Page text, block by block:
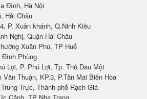
Đình, Hà Nội
Hải Châu
P. Xuân khánh, Q.Ninh Kiều
Nghị, Quận Hải Châu
Xuân Phú, TP Huế
Đình Phùng
Lợi, P. Phú Lợi, Tp. Thủ Dầu Một
Văn Thuận, KP.3, P.Tân Mai Biên Hòa
Trực, Thành phố Rạch Giá